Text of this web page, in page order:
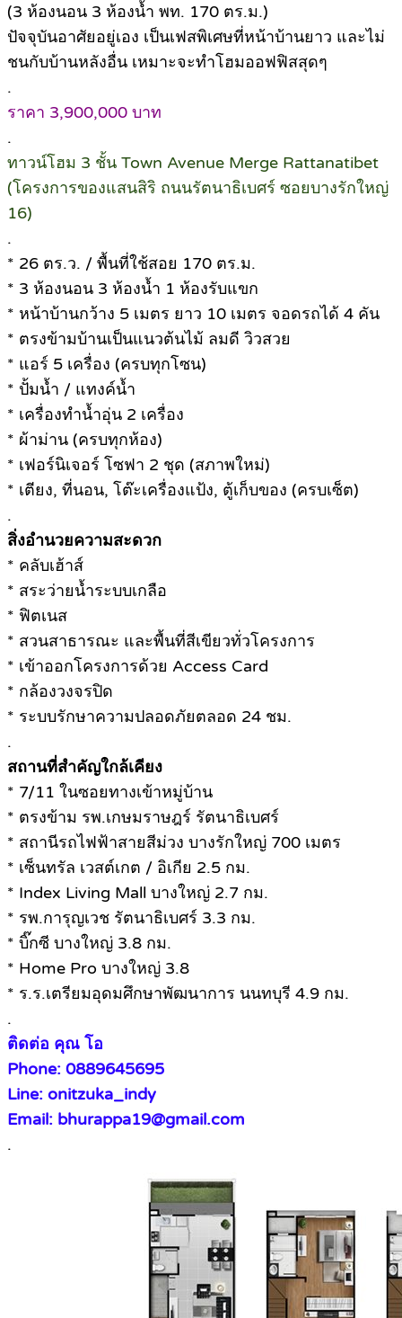
(3 ห้องนอน 3 ห้องน้ำ พท. 170 ตร.ม.)
ปัจจุบันอาศัยอยู่เอง เป็นเฟสพิเศษที่หน้าบ้านยาว และไม่
ชนกับบ้านหลังอื่น เหมาะจะทำโฮมออฟฟิสสุดๆ
.
ราคา 3,900,000 บาท
.
ทาวน์โฮม 3 ชั้น Town Avenue Merge Rattanatibet
(โครงการของแสนสิริ ถนนรัตนาธิเบศร์ ซอยบางรักใหญ่
16)
.
* 26 ตร.ว. / พื้นที่ใช้สอย 170 ตร.ม.
* 3 ห้องนอน 3 ห้องน้ำ 1 ห้องรับแขก
* หน้าบ้านกว้าง 5 เมตร ยาว 10 เมตร จอดรถได้ 4 คัน
* ตรงข้ามบ้านเป็นแนวต้นไม้ ลมดี วิวสวย
* แอร์ 5 เครื่อง (ครบทุกโซน)
* ปั้มน้ำ / แทงค์น้ำ
* เครื่องทำน้ำอุ่น 2 เครื่อง
* ผ้าม่าน (ครบทุกห้อง)
* เฟอร์นิเจอร์ โซฟา 2 ชุด (สภาพใหม่)
* เตียง, ที่นอน, โต๊ะเครื่องแป้ง, ตู้เก็บของ (ครบเซ็ต)
.
สิ่งอำนวยความสะดวก
* คลับเฮ้าส์
* สระว่ายน้ำระบบเกลือ
* ฟิตเนส
* สวนสาธารณะ และพื้นที่สีเขียวทั่วโครงการ
* เข้าออกโครงการด้วย Access Card
* กล้องวงจรปิด
* ระบบรักษาความปลอดภัยตลอด 24 ชม.
.
สถานที่สำคัญใกล้เคียง
* 7/11 ในซอยทางเข้าหมู่บ้าน
* ตรงข้าม รพ.เกษมราษฎร์ รัตนาธิเบศร์
* สถานีรถไฟฟ้าสายสีม่วง บางรักใหญ่ 700 เมตร
* เซ็นทรัล เวสต์เกต / อิเกีย 2.5 กม.
* Index Living Mall บางใหญ่ 2.7 กม.
* รพ.การุญเวช รัตนาธิเบศร์ 3.3 กม.
* บิ๊กซี บางใหญ่ 3.8 กม.
* Home Pro บางใหญ่ 3.8
* ร.ร.เตรียมอุดมศึกษาพัฒนาการ นนทบุรี 4.9 กม.
.
ติดต่อ คุณ โอ
Phone: 0889645695
Line: onitzuka_indy
Email: bhurappa19@gmail.com
.